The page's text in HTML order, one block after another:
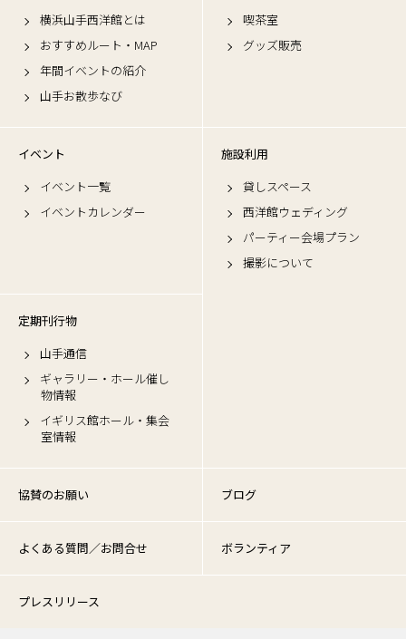
横浜山手西洋館とは
おすすめルート・MAP
年間イベントの紹介
山手お散歩なび
喫茶室
グッズ販売
イベント
イベント一覧
イベントカレンダー
施設利用
貸しスペース
西洋館ウェディング
パーティー会場プラン
撮影について
定期刊行物
山手通信
ギャラリー・ホール催し
物情報
イギリス館ホール・集会
室情報
協賛のお願い ブログ
よくある質問／お問合せ ボランティア
プレスリリース